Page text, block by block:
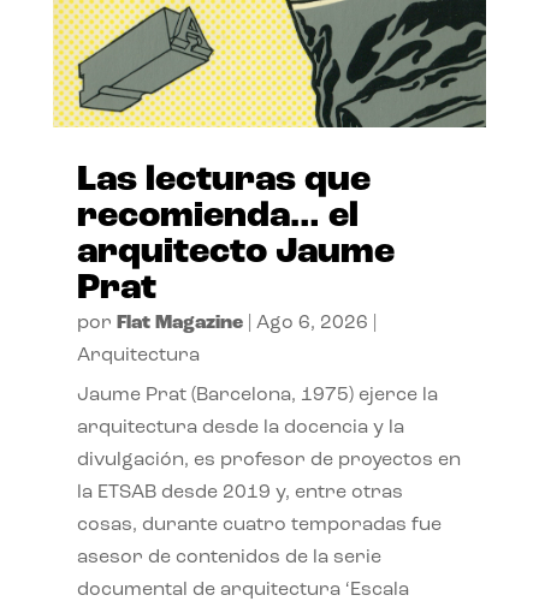
Las lecturas que
recomienda… el
arquitecto Jaume
Prat
por Flat Magazine| Ago 6, 2026
Arquitectura
Jaume Prat (Barcelona, 1975) ejerce la
arquitectura desde la docencia y la
divulgación, es profesor de proyectos en
la ETSAB desde 2019 y, entre otras
cosas, durante cuatro temporadas fue
asesor de contenidos de la serie
documental de arquitectura ‘Escala